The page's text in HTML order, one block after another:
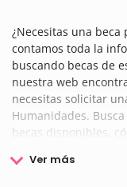
¿Necesitas una
contamos toda la
buscando becas de
nuestra web
necesitas solicitar
Humanidades.
becas disponibles,
así podrás financiar